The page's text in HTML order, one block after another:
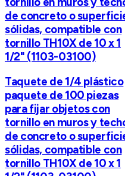
de concreto o
sólidas, compatible con
tornillo TH10X de 10 x 1
1/2" (1103-03100)
Taquete de 1/4 plástico
paquete de 100 piezas
para fijar objetos con
tornillo en muros y
de concreto o
sólidas, compatible con
tornillo TH10X de 10 x 1